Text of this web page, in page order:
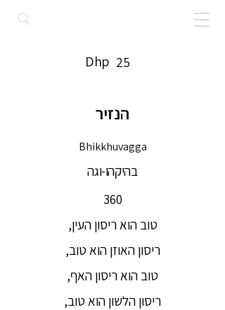
25
Dhp
הנזיר
Bhikkhuvagga
בהיקהו-וגה
360
טוב הוא ריסון העין,
ריסון האוזן הוא טוב,
טוב הוא ריסון האף,
ריסון הלשון הוא טוב,